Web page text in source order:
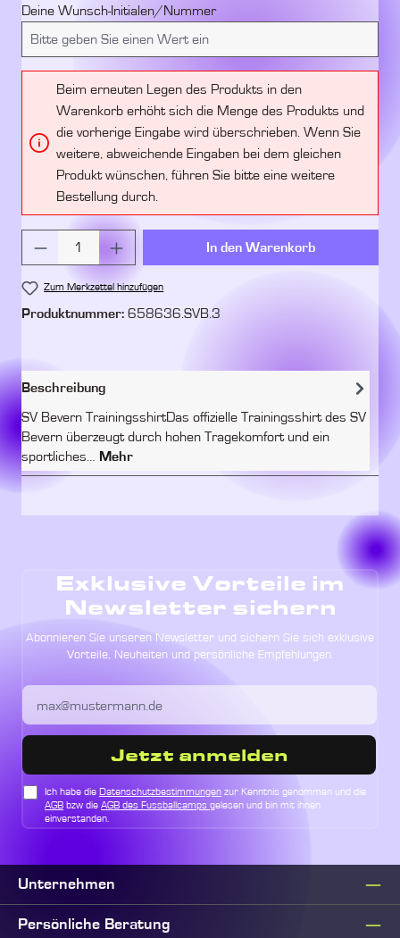
Deine Wunsch-Initialen/Nummer
Beim erneuten Legen des Produkts in den
Warenkorb erhöht sich die Menge des Produkts und
die vorherige Eingabe wird überschrieben. Wenn Sie
weitere, abweichende Eingaben bei dem gleichen
Produkt wünschen, führen Sie bitte eine weitere
Bestellung durch.
Produkt Anzahl: Gib den gewünschten Wert
In den Warenkorb
Zum Merkzettel hinzufügen
Produktnummer: 658636.SVB.3
Beschreibung
SV Bevern TrainingsshirtDas offizielle Trainingsshirt des SV
Bevern überzeugt durch hohen Tragekomfort und ein
sportliches… Mehr
Exklusive Vorteile im
Newsletter sichern
Abonnieren Sie unseren Newsletter und sichern Sie sich exklusive
Vorteile, Neuheiten und persönliche Empfehlungen.
Jetzt anmelden
Ich habe die Datenschutzbestimmungen zur Kenntnis genommen und die
AGB bzw die AGB des Fussballcamps gelesen und bin mit ihnen
einverstanden.
Unternehmen
Persönliche Beratung